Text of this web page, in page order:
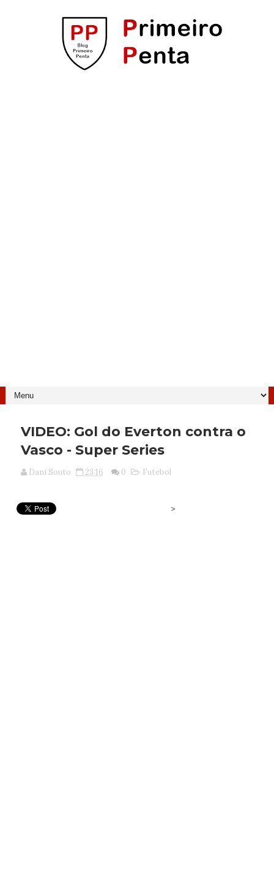
VIDEO: Gol do Everton contra o
Vasco - Super Series
Dani Souto 23:16 0 Futebol
>